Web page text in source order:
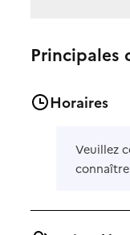
Principales
Horaires
Veuillez